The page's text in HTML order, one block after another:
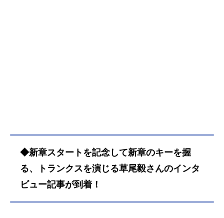
◆新章スタートを記念して新章のキーを握
る、トランクスを演じる草尾毅さんのインタ
ビュー記事が到着！